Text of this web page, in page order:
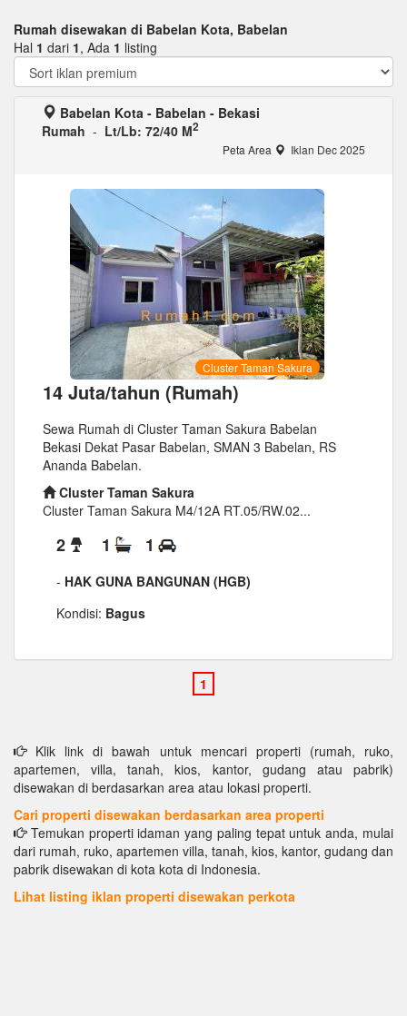
Rumah disewakan di Babelan Kota, Babelan
Hal 1 dari 1, Ada 1 listing
Babelan Kota - Babelan - Bekasi
Rumah - Lt/Lb: 72/40 M2
Peta Area Iklan Dec 2025
Cluster Taman Sakura
14 Juta/tahun (Rumah)
Sewa Rumah di Cluster Taman Sakura Babelan
Bekasi Dekat Pasar Babelan, SMAN 3 Babelan, RS
Ananda Babelan.
Cluster Taman Sakura
Cluster Taman Sakura M4/12A RT.05/RW.02...
2 1 1
- HAK GUNA BANGUNAN (HGB)
Kondisi: Bagus
Klik link di bawah untuk mencari properti (rumah, ruko,
apartemen, villa, tanah, kios, kantor, gudang atau pabrik)
disewakan di berdasarkan area atau lokasi properti.
Cari properti disewakan berdasarkan area properti
Temukan properti idaman yang paling tepat untuk anda, mulai
dari rumah, ruko, apartemen villa, tanah, kios, kantor, gudang dan
pabrik disewakan di kota kota di Indonesia.
Lihat listing iklan properti disewakan perkota